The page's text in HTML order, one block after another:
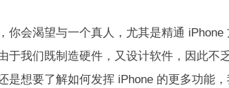
你会渴望与一个真人，尤其是精通
于我们既制造硬件，又设计软件，因此不
是想要了解如何发挥 iPhone 的更多功能，